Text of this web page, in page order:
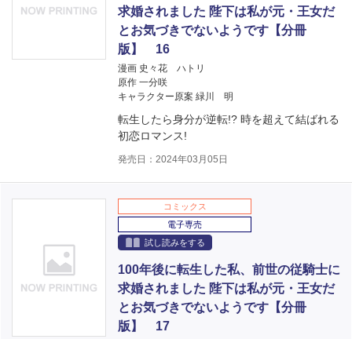
求婚されました 陛下は私が元・王女だ
とお気づきでないようです【分冊
版】 16
漫画 史々花 ハトリ
原作 一分咲
キャラクター原案 緑川 明
転生したら身分が逆転!? 時を超えて結ばれる
初恋ロマンス!
発売日：2024年03月05日
コミックス
電子専売
試し読みをする
100年後に転生した私、前世の従騎士に
求婚されました 陛下は私が元・王女だ
とお気づきでないようです【分冊
版】 17